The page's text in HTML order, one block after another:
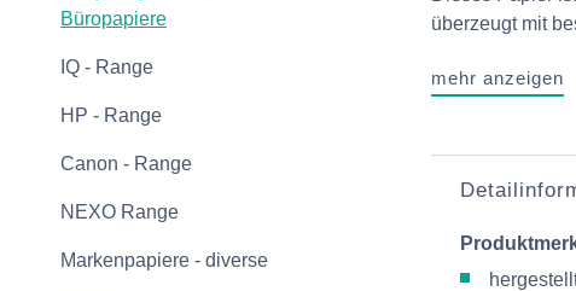
Büropapiere
IQ - Range
HP - Range
Canon - Range
NEXO Range
Markenpapiere - diverse
überzeugt mit
mehr anzeigen